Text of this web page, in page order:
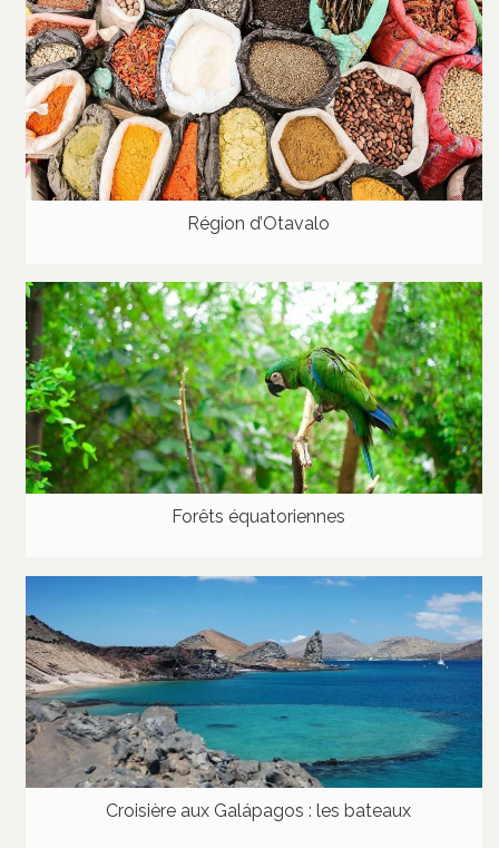
Région d’Otavalo
Forêts équatoriennes
Croisière aux Galápagos : les bateaux